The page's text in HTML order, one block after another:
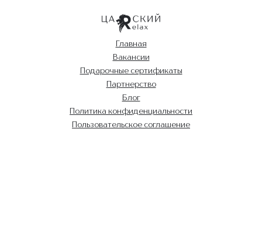
Главная
Вакансии
Подарочные сертификаты
Партнерство
Блог
Политика конфиденциальности
Пользовательское соглашение